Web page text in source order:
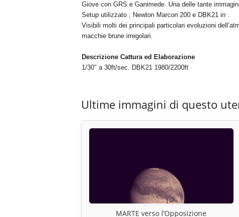
Giove con GRS e Ganimede. Una delle tante
Setup utilizzato ; Newton Marcon 200 e DBK21 in .
Visibili molti dei principali particolari evoluzioni
macchie brune irregolari.
Descrizione Cattura ed Elaborazione
1/30″ a 30ft/sec. DBK21 1980/2200ft
Ultime immagini di questo
MARTE verso l’Opposizione